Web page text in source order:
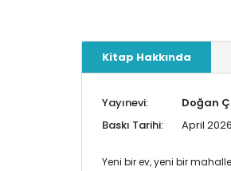
Kitap Hakkında
Yayınevi: Doğan
Baskı Tarihi:
April 2026
Yeni bir ev, yeni bir